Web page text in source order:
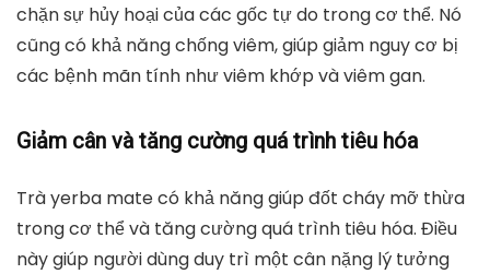
chặn sự hủy hoại của các gốc tự do trong cơ thể. Nó
cũng có khả năng chống viêm, giúp giảm nguy cơ bị
các bệnh mãn tính như viêm khớp và viêm gan.
Giảm cân và tăng cường quá trình tiêu hóa
Trà yerba mate có khả năng giúp đốt cháy mỡ thừa
trong cơ thể và tăng cường quá trình tiêu hóa. Điều
này giúp người dùng duy trì một cân nặng lý tưởng